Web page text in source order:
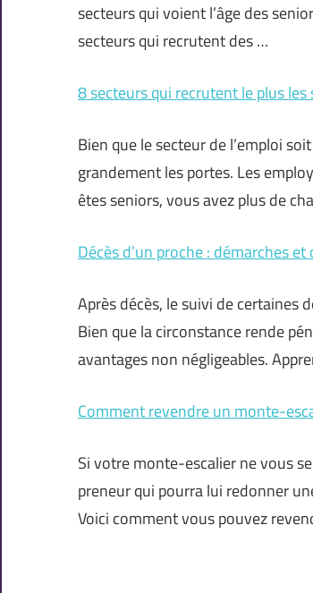
secteurs qui voient l’âge des
secteurs qui recrutent des …
8 secteurs qui recrutent le plus les
Bien que le secteur de l’emploi
grandement les portes. Les
êtes seniors, vous avez plus de
Décès d’un proche : démarches et
Après décès, le suivi de certaines
Bien que la circonstance rende
avantages non négligeables.
Comment revendre un monte-
Si votre monte-escalier ne vous
preneur qui pourra lui redonner
Voici comment vous pouvez